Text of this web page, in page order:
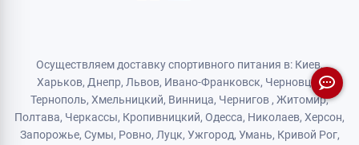
Осуществляем доставку спортивного питания в: Киев,
Харьков, Днепр, Львов, Ивано-Франковск, Черновцы,
Тернополь, Хмельницкий, Винница, Чернигов , Житомир,
Полтава, Черкассы, Кропивницкий, Одесса, Николаев, Херсон,
Запорожье, Сумы, Ровно, Луцк, Ужгород, Умань, Кривой Рог,